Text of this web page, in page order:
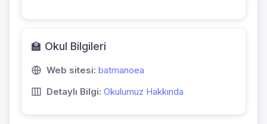
🏫 Okul Bilgileri
Web sitesi: batmanoea
Detaylı Bilgi: Okulumuz Hakkında